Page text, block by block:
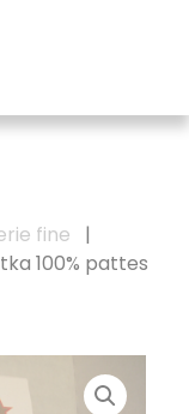
fine
|
100% pattes